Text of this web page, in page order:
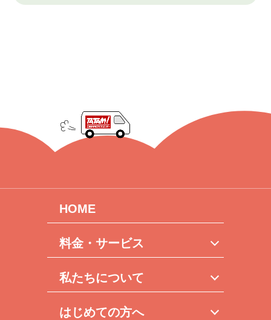
HOME
料金・サービス
私たちについて
はじめての方へ